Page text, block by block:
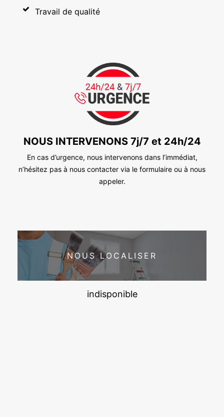
Travail de qualité
NOUS INTERVENONS 7j/7 et 24h/24
En cas d’urgence, nous intervenons dans l’immédiat,
n’hésitez pas à nous contacter via le formulaire ou à nous
appeler.
NOUS LOCALISER
indisponible